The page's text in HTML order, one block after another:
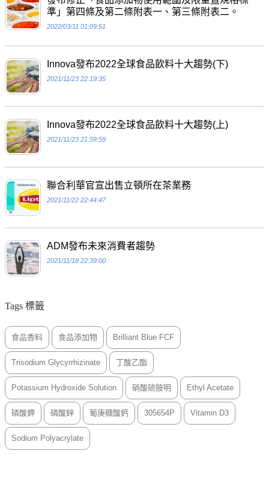
準」第四條及第二條附表一、第三條附表二。
2022/03/11 01:09:51
Innova發布2022全球食品飲料十大趨勢(下)
2021/11/23 22:19:35
Innova發布2022全球食品飲料十大趨勢(上)
2021/11/23 21:59:59
聯合利華官宣出售立頓所在茶業務
2021/11/22 22:44:47
ADM發布未來消費者趨勢
2021/11/18 22:39:00
Tags 標籤
食品香料 食品添加物 Brilliant Blue FCF
Trisodium Glycyrrhizinate 丁酸乙酯
Potassium Hydroxide Solution 硝酸硫胺明 Ethyl Acetate
磷酸鉀 磷酸鋅 葡庚糖酸鈣 305654P Vitamin D3
Sodium Polyacrylate